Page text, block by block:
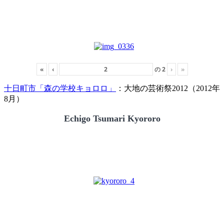
« ‹ の2 › »
十日町市「森の学校キョロロ」
：大地の芸術祭2012（2012年
8月）
Echigo Tsumari Kyororo